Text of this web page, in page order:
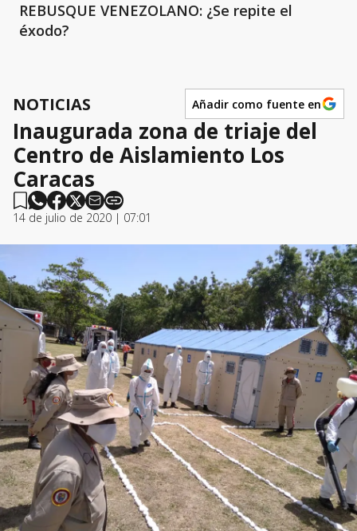
REBUSQUE VENEZOLANO: ¿Se repite el
éxodo?
NOTICIAS Añadir como fuente en
Inaugurada zona de triaje del
Centro de Aislamiento Los
Caracas
14 de julio de 2020 | 07:01